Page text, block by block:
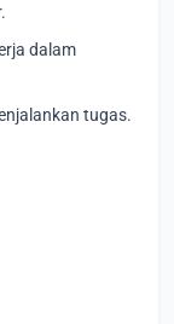
dalam
tugas.